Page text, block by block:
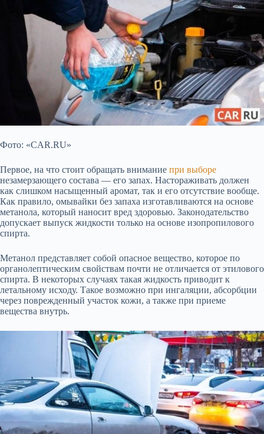
Фото: «CAR.RU»
Первое, на что стоит обращать внимание при выборе
незамерзающего состава — его запах. Настораживать должен
как слишком насыщенный аромат, так и его отсутствие вообще.
Как правило, омывайки без запаха изготавливаются на основе
метанола, который наносит вред здоровью. Законодательство
допускает выпуск жидкости только на основе изопропилового
спирта.
Метанол представляет собой опасное вещество, которое по
органолептическим свойствам почти не отличается от этилового
спирта. В некоторых случаях такая жидкость приводит к
летальному исходу. Такое возможно при ингаляции, абсорбции
через поврежденный участок кожи, а также при приеме
вещества внутрь.